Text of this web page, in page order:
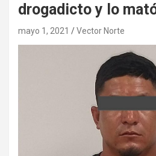
drogadicto y lo
mayo 1, 2021 Vector Norte